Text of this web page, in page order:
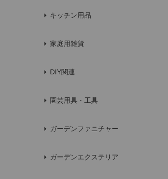
キッチン用品
家庭用雑貨
DIY関連
園芸用具・工具
ガーデンファニチャー
ガーデンエクステリア